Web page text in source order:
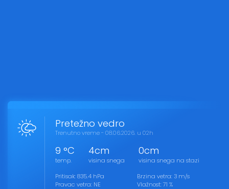
Pretežno vedro
Trenutno vreme - 08.06.2026. u 02h
9 °C
temp.
4cm
visina snega
0cm
visina snega na stazi
Pritisak: 835.4 hPa
Pravac vetra: NE
Brzina vetra: 3 m/s
Vlažnost: 71 %